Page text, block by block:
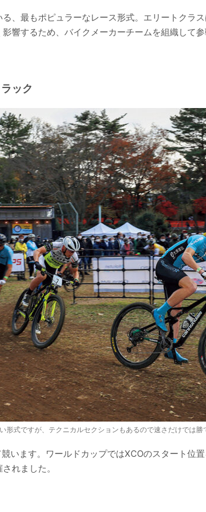
、最もポピュラーなレース形式。エリートクラ
響するため、バイクメーカーチームを組織して参
ック
形式ですが、テクニカルセクションもあるので速さだけでは勝
います。ワールドカップではXCOのスタート位
れました。